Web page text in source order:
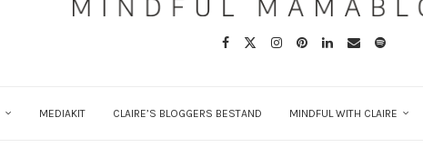
MEDIAKIT CLAIRE’S BLOGGERS BESTAND MINDFUL WITH CLAIRE